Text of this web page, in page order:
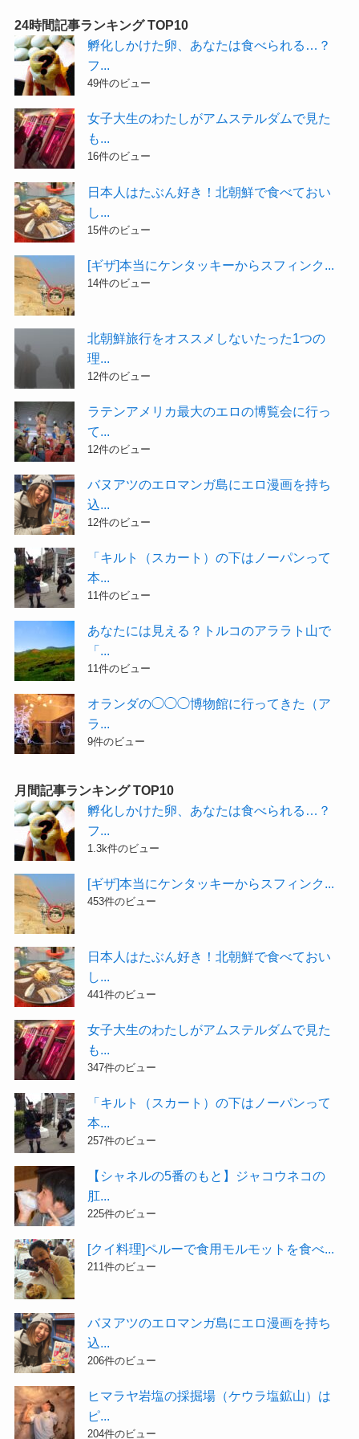
24時間記事ランキング TOP10
孵化しかけた卵、あなたは食べられる…？
フ...
49件のビュー
女子大生のわたしがアムステルダムで見た
も...
16件のビュー
日本人はたぶん好き！北朝鮮で食べておい
し...
15件のビュー
[ギザ]本当にケンタッキーからスフィンク...
14件のビュー
北朝鮮旅行をオススメしないたった1つの
理...
12件のビュー
ラテンアメリカ最大のエロの博覧会に行っ
て...
12件のビュー
バヌアツのエロマンガ島にエロ漫画を持ち
込...
12件のビュー
「キルト（スカート）の下はノーパンって
本...
11件のビュー
あなたには見える？トルコのアララト山で
「...
11件のビュー
オランダの◯◯◯博物館に行ってきた（ア
ラ...
9件のビュー
月間記事ランキング TOP10
孵化しかけた卵、あなたは食べられる…？
フ...
1.3k件のビュー
[ギザ]本当にケンタッキーからスフィンク...
453件のビュー
日本人はたぶん好き！北朝鮮で食べておい
し...
441件のビュー
女子大生のわたしがアムステルダムで見た
も...
347件のビュー
「キルト（スカート）の下はノーパンって
本...
257件のビュー
【シャネルの5番のもと】ジャコウネコの
肛...
225件のビュー
[クイ料理]ペルーで食用モルモットを食べ...
211件のビュー
バヌアツのエロマンガ島にエロ漫画を持ち
込...
206件のビュー
ヒマラヤ岩塩の採掘場（ケウラ塩鉱山）は
ピ...
204件のビュー